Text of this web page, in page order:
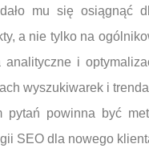
mu się osiągnąć
a nie tylko na
i
wyszukiwarek i
pytań powinna być
SEO dla nowego